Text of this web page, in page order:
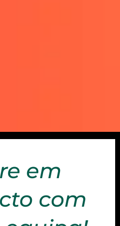
em
com